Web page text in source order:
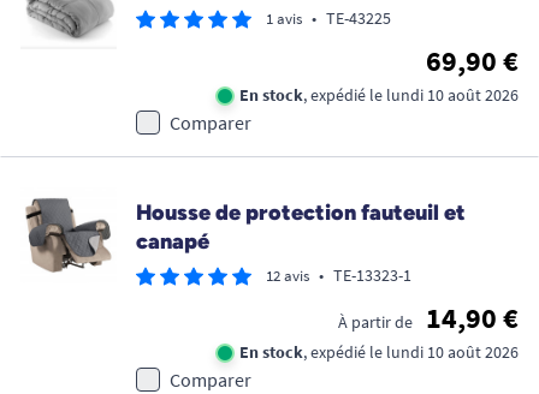
1 avis • TE-43225
69,90 €
En stock, expédié le lundi 10 août 2026
Comparer
Housse de protection fauteuil et
canapé
12 avis • TE-13323-1
À partir de 14,90 €
En stock, expédié le lundi 10 août 2026
Comparer